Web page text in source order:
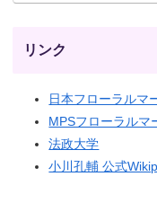
リンク
日本フローラルマ
MPSフローラルマ
法政大学
小川孔輔 公式